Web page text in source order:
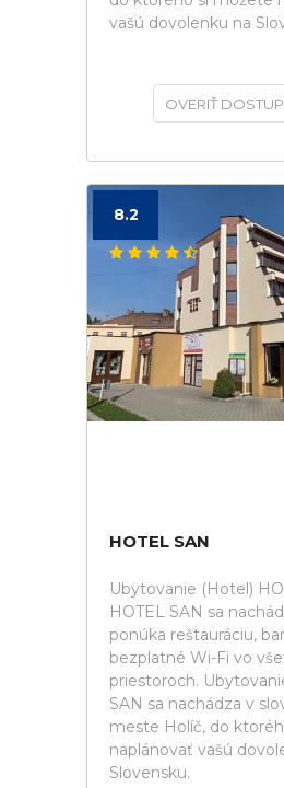
vašú dovolenku na
OVERIŤ
8.2
HOTEL SAN
Ubytovanie (Hotel)
HOTEL SAN sa
ponúka reštauráciu,
bezplatné Wi-Fi vo
priestoroch.
SAN sa nachádza v
meste Holíč, do
naplánovať vašú
Slovensku.